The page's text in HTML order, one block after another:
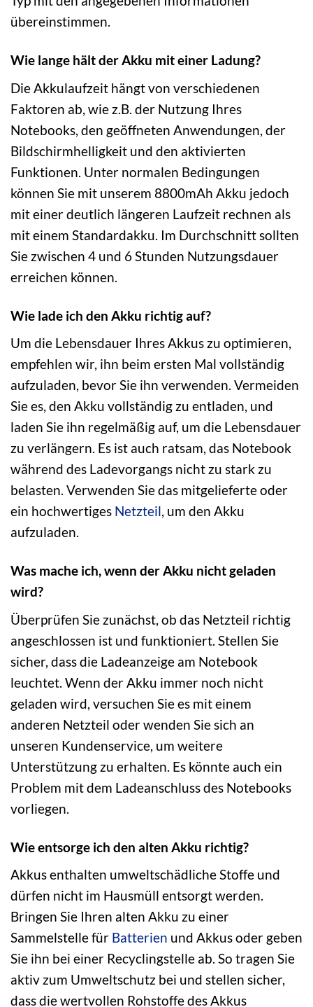
übereinstimmen.
Wie lange hält der Akku mit einer Ladung?
Die Akkulaufzeit hängt von verschiedenen
Faktoren ab, wie z.B. der Nutzung Ihres
Notebooks, den geöffneten Anwendungen, der
Bildschirmhelligkeit und den aktivierten
Funktionen. Unter normalen Bedingungen
können Sie mit unserem 8800mAh Akku jedoch
mit einer deutlich längeren Laufzeit rechnen als
mit einem Standardakku. Im Durchschnitt sollten
Sie zwischen 4 und 6 Stunden Nutzungsdauer
erreichen können.
Wie lade ich den Akku richtig auf?
Um die Lebensdauer Ihres Akkus zu optimieren,
empfehlen wir, ihn beim ersten Mal vollständig
aufzuladen, bevor Sie ihn verwenden. Vermeiden
Sie es, den Akku vollständig zu entladen, und
laden Sie ihn regelmäßig auf, um die Lebensdauer
zu verlängern. Es ist auch ratsam, das Notebook
während des Ladevorgangs nicht zu stark zu
belasten. Verwenden Sie das mitgelieferte oder
ein hochwertiges Netzteil, um den Akku
aufzuladen.
Was mache ich, wenn der Akku nicht geladen
wird?
Überprüfen Sie zunächst, ob das Netzteil richtig
angeschlossen ist und funktioniert. Stellen Sie
sicher, dass die Ladeanzeige am Notebook
leuchtet. Wenn der Akku immer noch nicht
geladen wird, versuchen Sie es mit einem
anderen Netzteil oder wenden Sie sich an
unseren Kundenservice, um weitere
Unterstützung zu erhalten. Es könnte auch ein
Problem mit dem Ladeanschluss des Notebooks
vorliegen.
Wie entsorge ich den alten Akku richtig?
Akkus enthalten umweltschädliche Stoffe und
dürfen nicht im Hausmüll entsorgt werden.
Bringen Sie Ihren alten Akku zu einer
Sammelstelle für Batterien und Akkus oder geben
Sie ihn bei einer Recyclingstelle ab. So tragen Sie
aktiv zum Umweltschutz bei und stellen sicher,
dass die wertvollen Rohstoffe des Akkus